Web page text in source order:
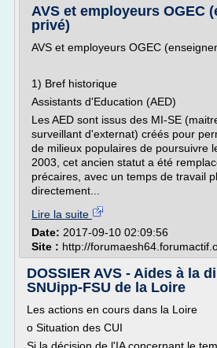
AVS et employeurs OGEC
privé)
AVS et employeurs OGEC
1) Bref historique
Assistants d'Education (AED)
Les AED sont issus des MI-SE
surveillant d'externat) créés pour
de milieux populaires de poursuivre
2003, cet ancien statut a été
précaires, avec un temps de travail
directement...
Lire la suite
Date: 2017-09-10 02:09:56
Site : http://
DOSSIER AVS - Aides à la
SNUipp-FSU de la Loire
Les actions en cours dans la Loire
o Situation des CUI